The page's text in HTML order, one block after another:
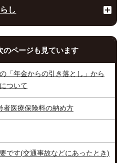
し
のページも見ています
「年金からの引き落とし」から
ついて
医療保険料の納め方
です(交通事故などにあったとき)